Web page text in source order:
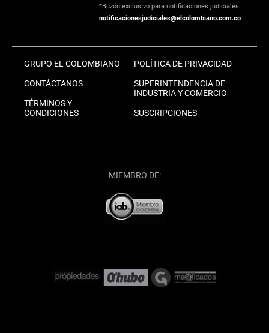
*Buzón exclusivo para notificaciones judiciales:
notificacionesjudiciales@elcolombiano.com.co
GRUPO EL COLOMBIANO
CONTÁCTANOS
TÉRMINOS Y
CONDICIONES
POLÍTICA DE PRIVACIDAD
SUPERINTENDENCIA DE
INDUSTRIA Y COMERCIO
SUSCRIPCIONES
MIEMBRO DE: